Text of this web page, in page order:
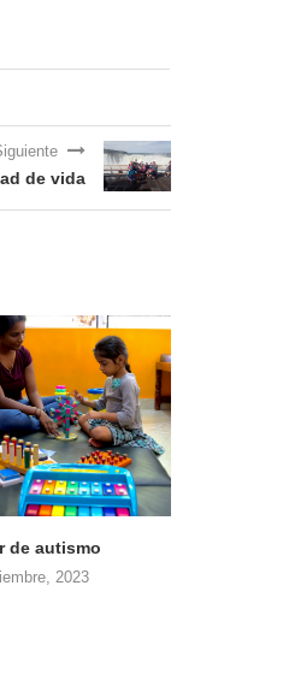
de vida
En marcha por la salud mental
16 septiembre, 2018